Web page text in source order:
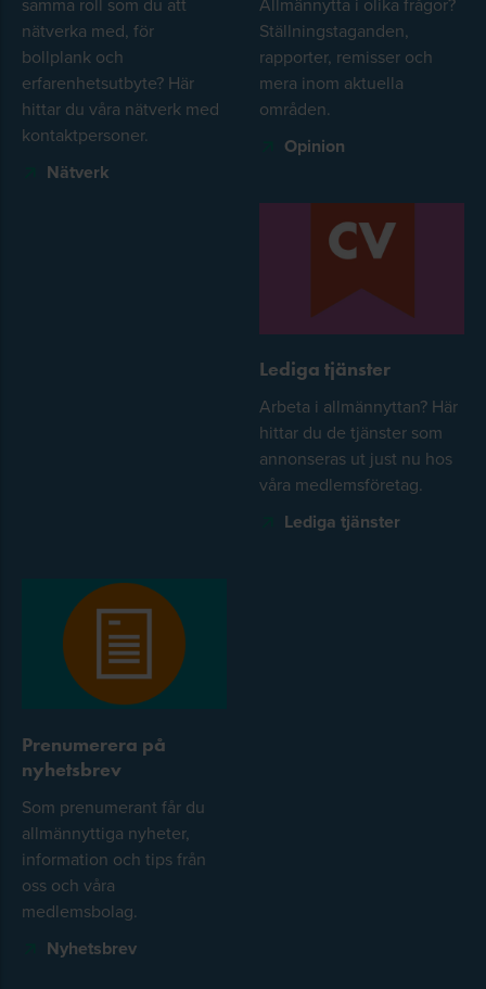
nätverka med, för
bollplank och
erfarenhetsutbyte? Här
hittar du våra nätverk med
kontaktpersoner.
Nätverk
Ställningstaganden,
rapporter, remisser och
mera inom aktuella
områden.
Opinion
Lediga tjänster
Arbeta i allmännyttan? Här
hittar du de tjänster som
annonseras ut just nu hos
våra medlemsföretag.
Lediga tjänster
Prenumerera på
nyhetsbrev
Som prenumerant får du
allmännyttiga nyheter,
information och tips från
oss och våra
medlemsbolag.
Nyhetsbrev